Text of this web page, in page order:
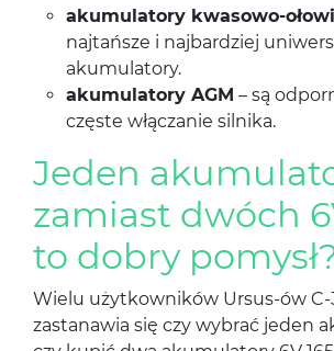
akumulatory kwasowo-
najtańsze i najbardziej
akumulatory.
akumulatory AGM – są
częste włączanie silnika.
Jeden
zamiast dwóch
to dobry
Wielu użytkowników Ursus-ów C-
zastanawia się czy wybrać jeden